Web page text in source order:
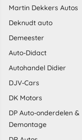
Martin Dekkers Autos
Deknudt auto
Demeester
Auto-Didact
Autohandel Didier
DJV-Cars
DK Motors
DP Auto-onderdelen &
Demontage